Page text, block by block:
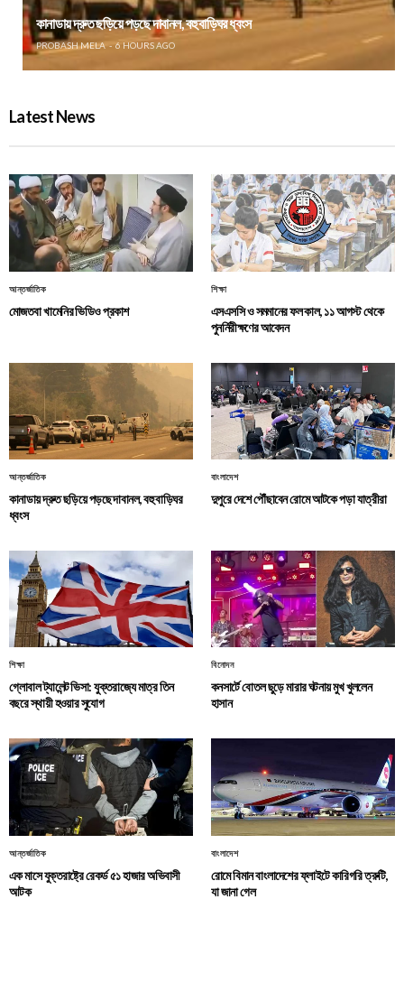
কানাডায় দ্রুত ছড়িয়ে পড়ছে দাবানল, বহু বাড়িঘর ধ্বংস
PROBASH MELA 6 HOURS AGO
Latest News
আন্তর্জাতিক
মোজতবা খামেনির ভিডিও প্রকাশ
শিক্ষা
এসএসসি ও সমমানের ফল কাল, ১১ আগস্ট থেকে
পুনর্নিরীক্ষণের আবেদন
আন্তর্জাতিক
কানাডায় দ্রুত ছড়িয়ে পড়ছে দাবানল, বহু বাড়িঘর
ধ্বংস
বাংলাদেশ
দুপুরে দেশে পৌঁছাবেন রোমে আটকে পড়া যাত্রীরা
শিক্ষা
গ্লোবাল ট্যালেন্ট ভিসা: যুক্তরাজ্যে মাত্র তিন
বছরে স্থায়ী হওয়ার সুযোগ
বিনোদন
কনসার্টে বোতল ছুড়ে মারার ঘটনায় মুখ খুললেন
হাসান
আন্তর্জাতিক
এক মাসে যুক্তরাষ্ট্রে রেকর্ড ৫১ হাজার অভিবাসী
আটক
বাংলাদেশ
রোমে বিমান বাংলাদেশের ফ্লাইটে কারিগরি ত্রুটি,
যা জানা গেল